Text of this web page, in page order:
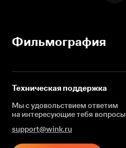
Фильмография
Техническая поддержка
Мы с удовольствием ответим
на интересующиетебя вопросы
support@wink.ru